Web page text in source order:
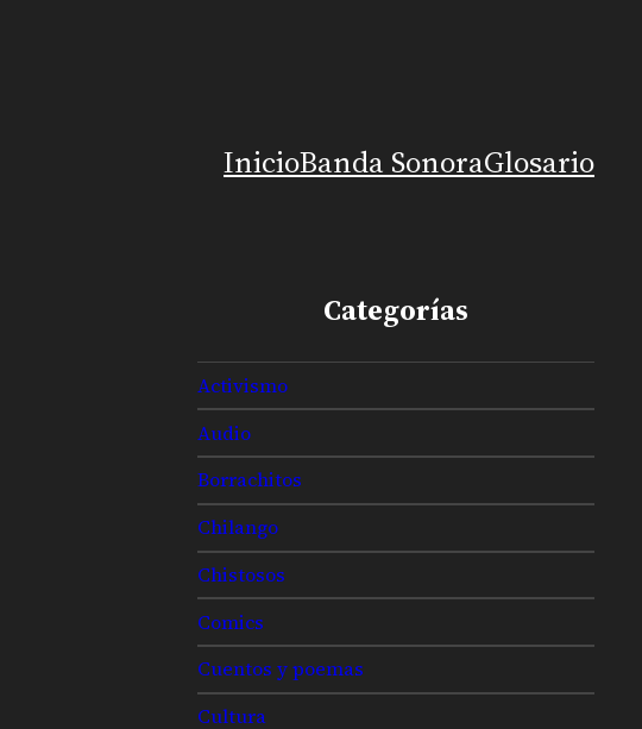
InicioBanda SonoraGlosario
Categorías
Activismo
Audio
Borrachitos
Chilango
Chistosos
Comics
Cuentos y poemas
Cultura